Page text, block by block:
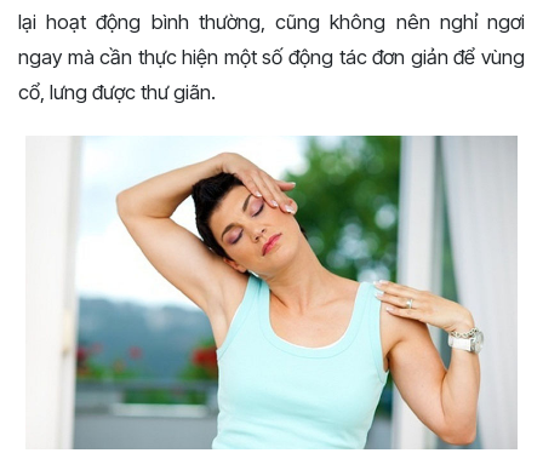
lại hoạt động bình thường, cũng không nên nghỉ ngơi
ngay mà cần thực hiện một số động tác đơn giản để vùng
cổ, lưng được thư giãn.